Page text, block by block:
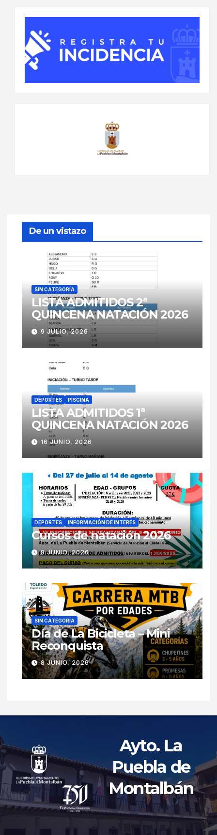
De un vistazo
SIN CATEGORÍA
LISTA ADMITIDOS 2ª
QUINCENA NATACIÓN 2026
9 JULIO, 2026
DEPORTES PISCINA
LISTA ADMITIDOS 1ª
QUINCENA NATACIÓN 2026
16 JUNIO, 2026
DEPORTES INFORMACIÓN DE INTERÉS
Cursos de natación 2026
8 JUNIO, 2026
SIN CATEGORÍA
Día de La Bicicleta – Mini
Reconquista
8 JUNIO, 2026
Ayto. La
Puebla de
Montalbán